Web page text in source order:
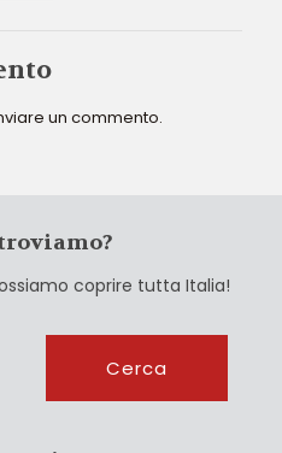
un commento.
coprire tutta Italia!
Cerca